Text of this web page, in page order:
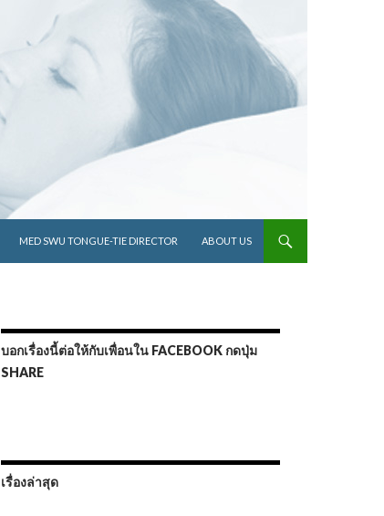
MED SWU TONGUE-TIE DIRECTOR ABOUT US
บอกเรื่องนี้ต่อให้กับเพื่อนใน FACEBOOK กดปุ่ม
SHARE
เรื่องล่าสุด